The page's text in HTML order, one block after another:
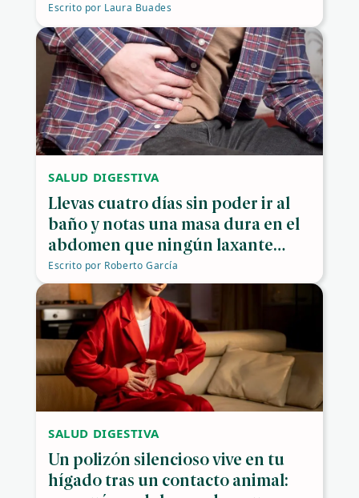
Escrito por Laura Buades
SALUD DIGESTIVA
Llevas cuatro días sin poder ir al
baño y notas una masa dura en el
abdomen que ningún laxante
consigue mover
Escrito por Roberto García
SALUD DIGESTIVA
Un polizón silencioso vive en tu
hígado tras un contacto animal: